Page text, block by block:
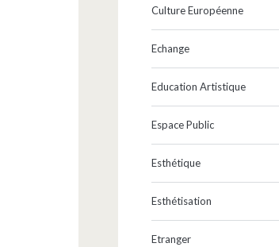
Culture Européenne
Echange
Education Artistique
Espace Public
Esthétique
Esthétisation
Etranger